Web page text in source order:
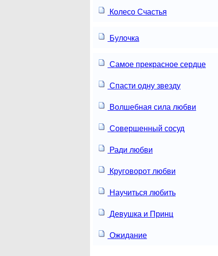
Колесо Счастья
Булочка
Самое прекрасное сердце
Спасти одну звезду
Волшебная сила любви
Совершенный сосуд
Ради любви
Круговорот любви
Научиться любить
Девушка и Принц
Ожидание